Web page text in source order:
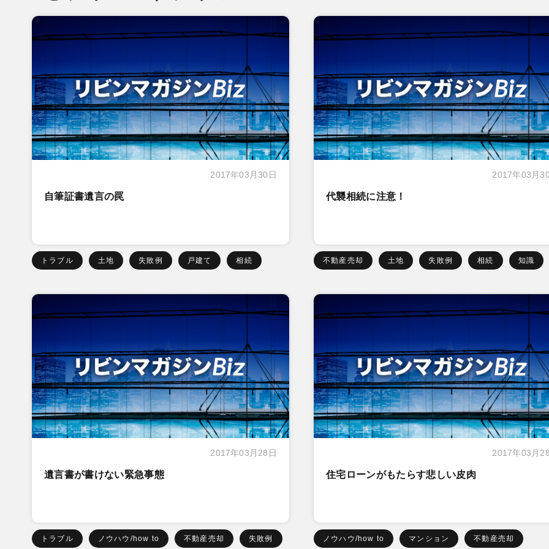
2017年03月30日
自筆証書遺言の罠
トラブル 土地 失敗例 戸建て 相続
2017年03月
代襲相続に注意！
不動産売却 土地 失敗例 相続 知識
2017年03月28日
遺言書が書けない緊急事態
トラブル ノウハウ/how to 不動産売却 失敗例
2017年03月
住宅ローンがもたらす悲しい皮肉
ノウハウ/how to マンション 不動産売却